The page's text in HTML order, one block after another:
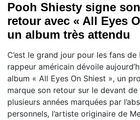
Pooh Shiesty signe
retour avec « All Eyes
un album très attendu
C’est le grand jour pour les fans de
rappeur américain dévoile
album « All Eyes On Shiest », un
marque son retour sur le devant de
plusieurs années marquées par
personnels, l’artiste originaire de